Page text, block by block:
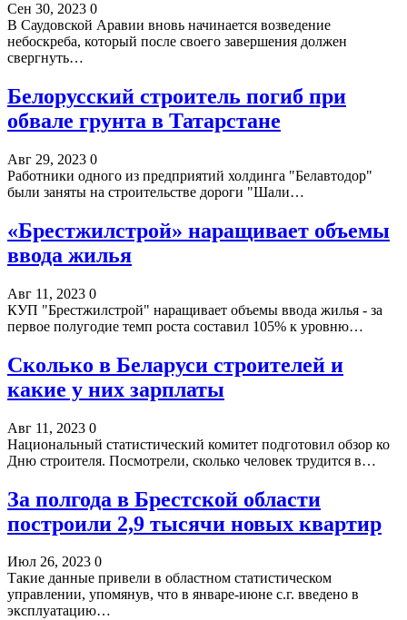
Сен 30, 2023 0
В Саудовской Аравии вновь начинается возведение
небоскреба, который после своего завершения должен
свергнуть…
Белорусский строитель погиб при
обвале грунта в Татарстане
Авг 29, 2023 0
Работники одного из предприятий холдинга "Белавтодор"
были заняты на строительстве дороги "Шали…
«Брестжилстрой» наращивает объемы
ввода жилья
Авг 11, 2023 0
КУП "Брестжилстрой" наращивает объемы ввода жилья - за
первое полугодие темп роста составил 105% к уровню…
Сколько в Беларуси строителей и
какие у них зарплаты
Авг 11, 2023 0
Национальный статистический комитет подготовил обзор ко
Дню строителя. Посмотрели, сколько человек трудится в…
За полгода в Брестской области
построили 2,9 тысячи новых квартир
Июл 26, 2023 0
Такие данные привели в областном статистическом
управлении, упомянув, что в январе-июне с.г. введено в
эксплуатацию…